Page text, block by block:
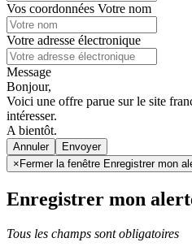
Vos coordonnées Votre nom
Votre adresse électronique
Message
Bonjour,
Voici une offre parue sur le site
intéresser.
A bientôt.
Annuler
× Fermer la fenêtre Enregistrer mon
Enregistrer mon
Tous les champs sont obligatoires